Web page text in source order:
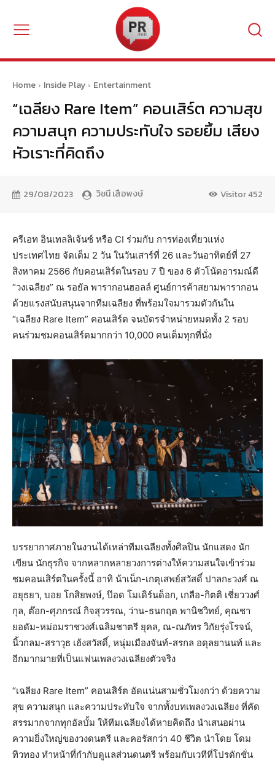
Home Inside Play Entertainment
“เฉลียง Rare Item” คอนเสิร์ต ความสุข
ความสนุก ความประทับใจ รอยยิ้ม เสียง
หัวเราะที่คิดถึง
29/08/2023 วิชนี เสือพงษ์ Visitor452
ครีเอท อินเทลลิเจ้นซ์ หรือ CI ร่วมกับ การท่องเที่ยวแห่ง
ประเทศไทย จัดเต็ม 2 วัน ในวันเสาร์ที่ 26 และวันอาทิตย์ที่ 27
สิงหาคม 2566 กับคอนเสิร์ตในรอบ 7 ปี ของ 6 ตัวโน้ตอารมณ์ดี
“วงเฉลียง” ณ รอยัล พารากอนฮอลล์ ศูนย์การค้าสยามพารากอน
ด้วยแรงสนับสนุนจากทีมเฉลียง ที่พร้อมใจมารวมตัวกันใน
“เฉลียง Rare Item” คอนเสิร์ต จนบัตรจำหน่ายหมดทั้ง 2 รอบ
คนร่วมชมคอนเสิร์ตมากกว่า 10,000 คนเต็มทุกที่นั่ง
บรรยากาศภายในงานได้เหล่าทีมเฉลียงทั้งศิลปิน นักแสดง นัก
เขียน นักธุรกิจ จากหลากหลายวงการต่างให้ความสนใจเข้าร่วม
ชมคอนเสิร์ตในครั้งนี้ อาทิ น้าเน็ก-เกตุเสพย์สวัสดิ์ ปาลกะวงศ์ ณ
อยุธยา, บอย โกสิยพงษ์, ป๊อด โมเดิร์นด็อก, เกลือ-กิตติ เชี่ยววงศ์
กุล, ต๊อก-ศุภกรณ์ กิจสุวรรณ, ว่าน-ธนกฤต พานิชวิทย์, คุณชา
ยอดัม-หม่อมราชวงศ์เฉลิมชาตรี ยุคล, ณ-ณภัทร วิกัยรุ่งโรจน์,
นิ้วกลม-สราวุธ เฮ้งสวัสดิ์, หนุ่มเมืองจันท์-สรกล อดุลยานนท์ และ
อีกมากมายที่เป็นแฟนเพลงวงเฉลียงตัวจริง
“เฉลียง Rare Item” คอนเสิร์ต อัดแน่นสามชั่วโมงกว่า ด้วยความ
สุข ความสนุก และความประทับใจ จากทั้งบทเพลงวงเฉลียง ที่คัด
สรรมากจากทุกอัลบั้ม ให้ทีมเฉลียงได้หายคิดถึง นำเสนอผ่าน
ความยิ่งใหญ่ของวงดนตรี และคอรัสกว่า 40 ชีวิต นำโดย โดม
ทิวทอง ทำหน้าที่กำกับดูแลส่วนดนตรี พร้อมกับเวทีที่โปรดักชั่น